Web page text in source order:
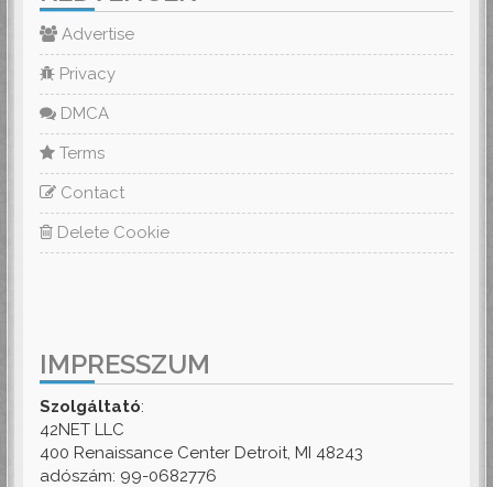
Advertise
Privacy
DMCA
Terms
Contact
Delete Cookie
IMPRESSZUM
Szolgáltató:
42NET LLC
400 Renaissance Center Detroit, MI 48243
adószám: 99-0682776